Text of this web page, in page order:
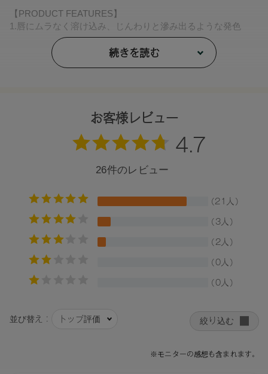
【PRODUCT FEATURES】
1.唇にムラなく溶け込み、じんわりと滲み出るような発色
薄膜を作るオイルとワックス、板状粉体のミックスにより、
唇そのものが色づいたような均一発色を叶えます。ムラづき
しない重ねやすさにもこだわり、塗るほどにこっくりと色の
ミネラル由来のスムースパウダーによるソフトフォーカス効
果でオイルの光沢感をおさえ、上品なミューテッドグロウの
3.スムースな伸び感で叶えるふっくらフォルム
するすると心地よい伸び感で、唇とシンクロ。かさつきや縦
4.うるおいと艶を持続させる密着力
密着性の高いベーストオイルと擦れに強い粉体をベースに使
うことで、艶と発色が持続｡
エモリエント効果の高い植物由来オイル*1配合で、うるおい
が長時間持続します｡
どんなシーンにもフィットして、ナチュラルな美しさを引き
・02 ジェントルベスティー / Gentle Bestie：
続きを読む
お客様レビュー